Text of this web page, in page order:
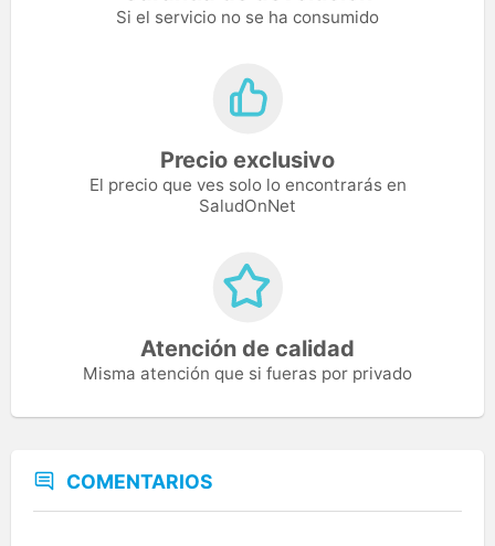
Si el servicio no se ha consumido
Precio exclusivo
El precio que ves solo lo encontrarás en
SaludOnNet
Atención de calidad
Misma atención que si fueras por privado
COMENTARIOS